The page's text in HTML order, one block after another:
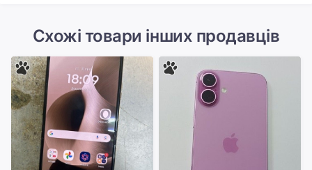
Схожі товари інших продавців